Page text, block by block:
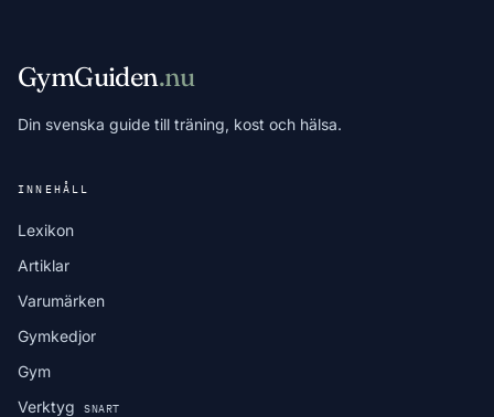
GymGuiden.nu
Din svenska guide till träning, kost och hälsa.
INNEHÅLL
Lexikon
Artiklar
Varumärken
Gymkedjor
Gym
Verktyg
SNART